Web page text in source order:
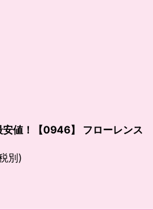
値！【0946】 フローレンス
別)